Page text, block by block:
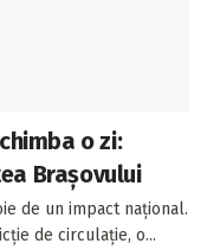
o zi:
Brașovului
de un impact național.
de circulație, o...